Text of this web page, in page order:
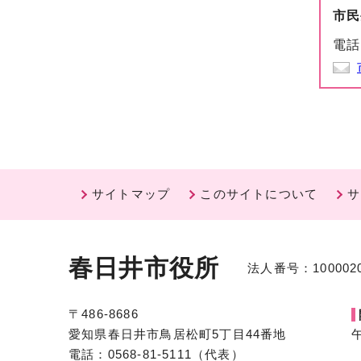
市
電
サイトマップ このサイトについて
春日井市役所 法人番号：
〒486-8686
愛知県春日井市鳥居松町5丁目44番地
電話：0568-81-5111（代表）